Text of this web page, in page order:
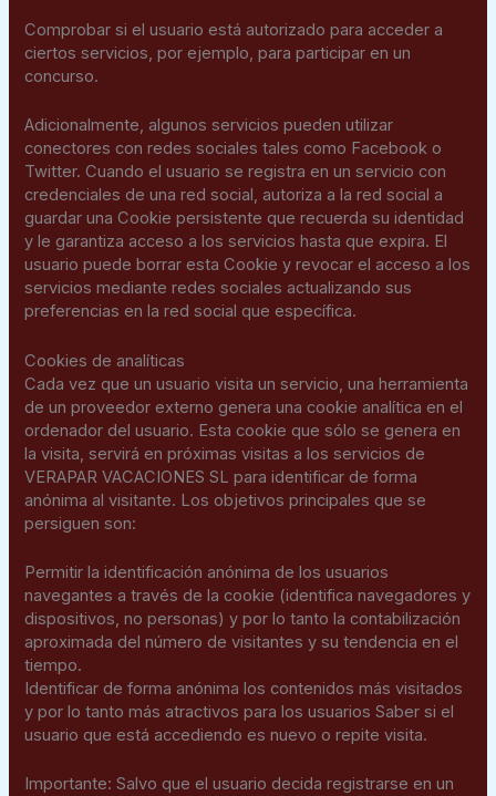
Comprobar si el usuario está autorizado para acceder a
ciertos servicios, por ejemplo, para participar en un
concurso.
Adicionalmente, algunos servicios pueden utilizar
conectores con redes sociales tales como Facebook o
Twitter. Cuando el usuario se registra en un servicio con
credenciales de una red social, autoriza a la red social a
guardar una Cookie persistente que recuerda su identidad
y le garantiza acceso a los servicios hasta que expira. El
usuario puede borrar esta Cookie y revocar el acceso a los
servicios mediante redes sociales actualizando sus
preferencias en la red social que específica.
Cookies de analíticas
Cada vez que un usuario visita un servicio, una herramienta
de un proveedor externo genera una cookie analítica en el
ordenador del usuario. Esta cookie que sólo se genera en
la visita, servirá en próximas visitas a los servicios de
VERAPAR VACACIONES SL para identificar de forma
anónima al visitante. Los objetivos principales que se
persiguen son:
Permitir la identificación anónima de los usuarios
navegantes a través de la cookie (identifica navegadores y
dispositivos, no personas) y por lo tanto la contabilización
aproximada del número de visitantes y su tendencia en el
tiempo.
Identificar de forma anónima los contenidos más visitados
y por lo tanto más atractivos para los usuarios Saber si el
usuario que está accediendo es nuevo o repite visita.
Importante: Salvo que el usuario decida registrarse en un